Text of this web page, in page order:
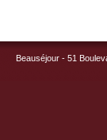
Beauséjour - 51